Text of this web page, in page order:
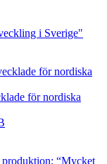
i Sverige"
för nordiska